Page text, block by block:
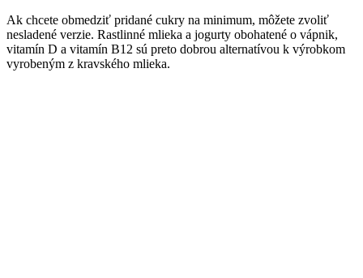
Ak chcete obmedziť pridané cukry na minimum, môžete zvoliť
nesladené verzie. Rastlinné mlieka a jogurty obohatené o vápnik,
vitamín D a vitamín B12 sú preto dobrou alternatívou k výrobkom
vyrobeným z kravského mlieka.